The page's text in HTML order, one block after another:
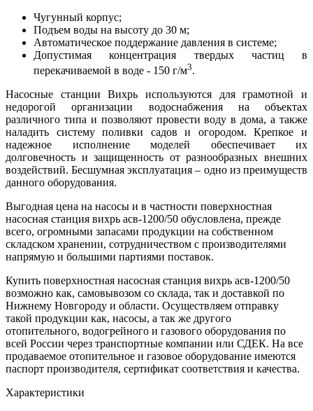
Чугунный корпус;
Подъем воды на высоту до 30 м;
Автоматическое поддержание давления в системе;
Допустимая концентрация твердых частиц в
перекачиваемой в воде - 150 г/м3.
Насосные станции Вихрь используются для грамотной и
недорогой организации водоснабжения на объектах
различного типа и позволяют провести воду в дома, а также
наладить систему поливки садов и огородом. Крепкое и
надежное исполнение моделей обеспечивает их
долговечность и защищенность от разнообразных внешних
воздействий. Бесшумная эксплуатация – одно из преимуществ
данного оборудования.
Выгодная цена на насосы и в частности поверхностная
насосная станция вихрь асв-1200/50 обусловлена, прежде
всего, огромными запасами продукции на собственном
складском хранении, сотрудничеством с производителями
напрямую и большими партиями поставок.
Купить поверхностная насосная станция вихрь асв-1200/50
возможно как, самовывозом со склада, так и доставкой по
Нижнему Новгороду и области. Осуществляем отправку
такой продукции как, насосы, а так же другого
отопительного, водогрейного и газового оборудования по
всей России через транспортные компании или СДЕК. На все
продаваемое отопительное и газовое оборудование имеются
паспорт производителя, сертификат соответствия и качества.
Характеристики